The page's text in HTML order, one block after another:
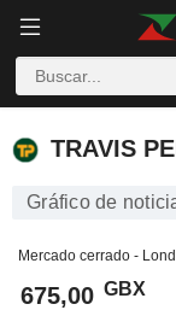
TRAVIS
TRAVIS
Gráfico de
Mercado cerrado -
675,00 GBX